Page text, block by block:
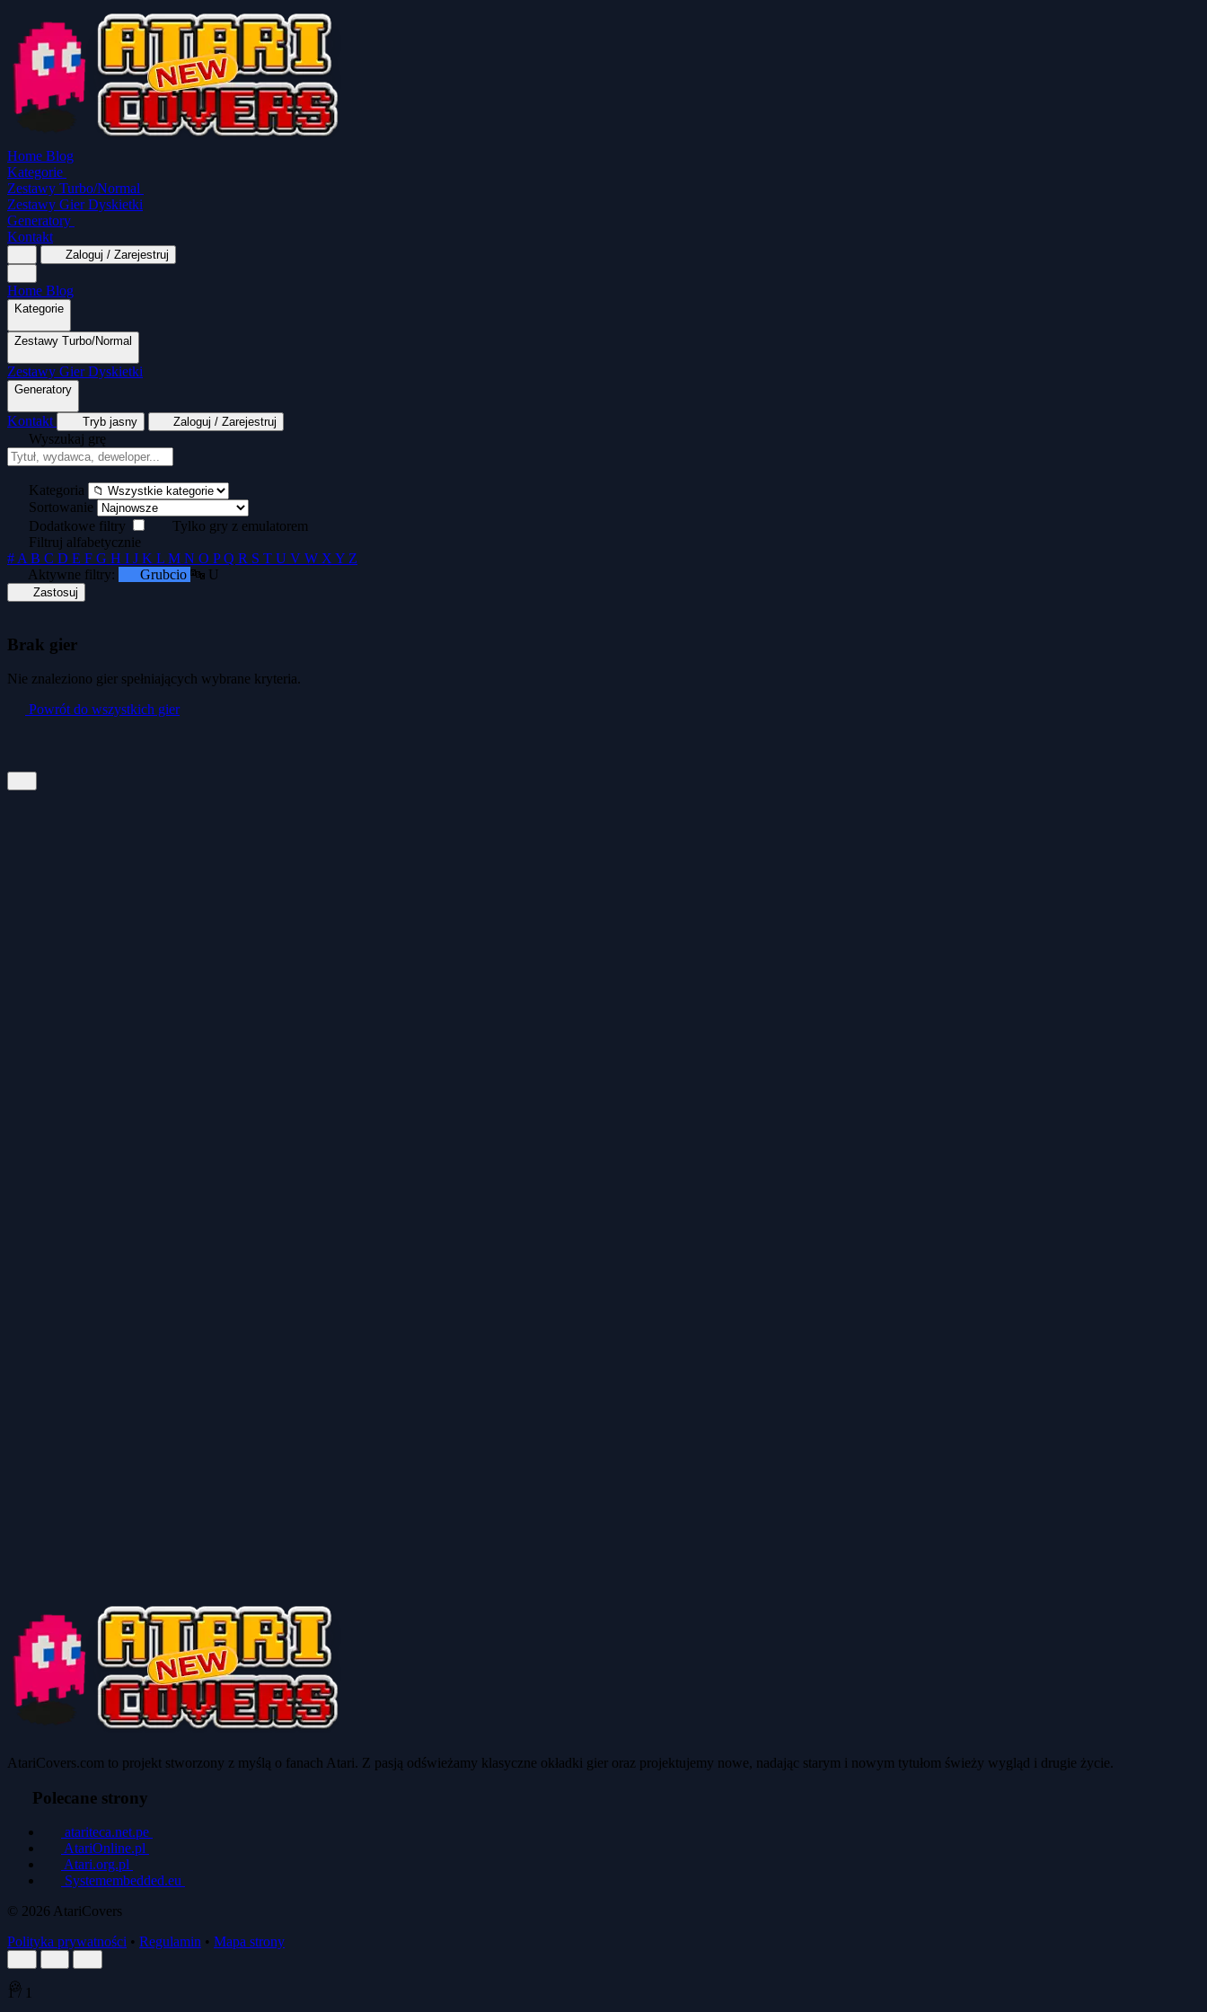
Home Blog
Kategorie
Zestawy Turbo/Normal
Zestawy Gier Dyskietki
Generatory
Kontakt
Zaloguj / Zarejestruj
Home Blog
Kategorie
Wszystkie kategorie
Tekstowe
Zestawy Turbo/Normal
MapaSoft Turbo ROM SparkTurbo 2000
Zestawy Gier Dyskietki
Generatory
Generator kopert dyskietek
Kontakt Tryb jasny Zaloguj / Zarejestruj
Wyszukaj grę
Kategoria
Sortowanie
Dodatkowe filtry
Tylko gry z emulatorem
Filtruj alfabetycznie
# A B C D E F G H I J K L M N O PQ R S T U V W X Y Z
Aktywne filtry:
Grubcio 🔤 U
Zastosuj
Brak gier
Nie znaleziono gier spełniających wybrane kryteria.
Powrót do wszystkich gier
AtariCovers.com to projekt stworzony z myślą o fanach Atari. Z pasją odświeżamy klasyczne okładki gier oraz projektujemy nowe, nadając starym i nowym tytułom świeży wygląd i drugie życie.
Polecane strony
atariteca.net.pe
AtariOnline.pl
Atari.org.pl
Systemembedded.eu
© 2026 AtariCovers
Polityka prywatności • Regulamin • Mapa strony
1/ 1
🍪